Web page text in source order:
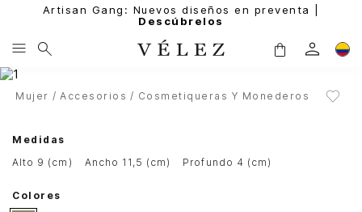
Artisan Gang: Nuevos diseños en preventa |
Descúbrelos
Mujer Accesorios Cosmetiqueras Y Monederos
Medidas
alto 9 (cm)
ancho 11,5 (cm) profundo 4 (cm)
Colores